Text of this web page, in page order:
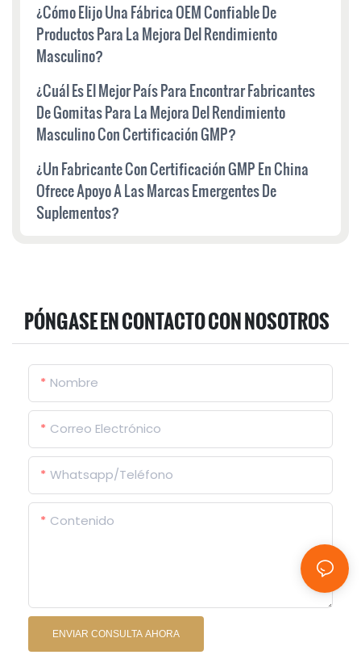
¿Cómo Elijo Una Fábrica OEM Confiable De
Productos Para La Mejora Del Rendimiento
Masculino?
¿Cuál Es El Mejor País Para Encontrar Fabricantes
De Gomitas Para La Mejora Del Rendimiento
Masculino Con Certificación GMP?
¿Un Fabricante Con Certificación GMP En China
Ofrece Apoyo A Las Marcas Emergentes De
Suplementos?
PÓNGASE EN CONTACTO CON NOSOTROS
Nombre
Correo Electrónico
Whatsapp/Teléfono
Contenido
ENVIAR CONSULTA AHORA